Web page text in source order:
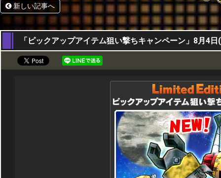
新しい記事へ
04,08,2016
「ピックアップアイテム狙い撃ちキャンペーン」8月4